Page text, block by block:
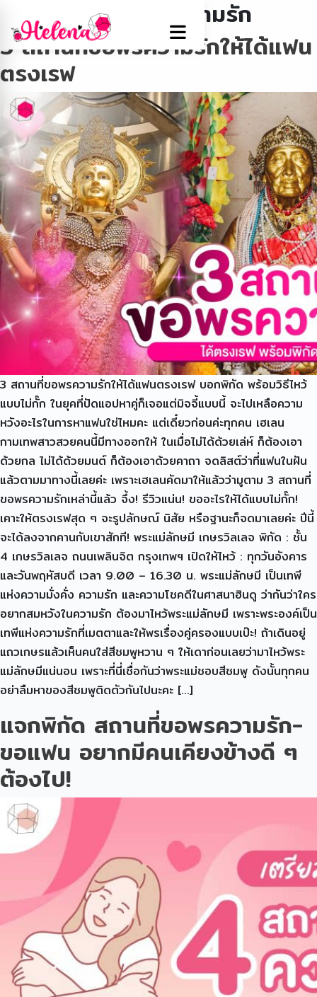
Tag:สถานที่ขอพรความรัก
3 สถานที่ขอพรความรักให้ได้แฟน
ตรงเรฟ
3 สถานที่ขอพรความรักให้ได้แฟนตรงเรฟ บอกพิกัด พร้อมวิธีไหว้
แบบไม่กั๊ก ในยุคที่ปัดแอปหาคู่ก็เจอแต่มิจจี้แบบนี้ จะไปเหลือความ
หวังอะไรในการหาแฟนใช่ไหมคะ แต่เดี๋ยวก่อนค่ะทุกคน เฮเลน
กามเทพสาวสวยคนนี้มีทางออกให้ ในเมื่อไม่ได้ด้วยเล่ห์ ก็ต้องเอา
ด้วยกล ไม่ได้ด้วยมนต์ ก็ต้องเอาด้วยคาถา จดลิสต์ว่าที่แฟนในฝัน
แล้วตามมาทางนี้เลยค่ะ เพราะเฮเลนคัดมาให้แล้วว่ามูตาม 3 สถานที่
ขอพรความรักเหล่านี้แล้ว จึ้ง! รีวิวแน่น! ขออะไรให้ได้แบบไม่กั๊ก!
เคาะให้ตรงเรฟสุด ๆ จะรูปลักษณ์ นิสัย หรือฐานะก็จดมาเลยค่ะ ปีนี้
จะได้ลงจากคานกับเขาสักที! พระแม่ลักษมี เกษรวิลเลจ พิกัด : ชั้น
4 เกษรวิลเลจ ถนนเพลินจิต กรุงเทพฯ เปิดให้ไหว้ : ทุกวันอังคาร
และวันพฤหัสบดี เวลา 9.00 – 16.30 น. พระแม่ลักษมี เป็นเทพี
แห่งความมั่งคั่ง ความรัก และความโชคดีในศาสนาฮินดู ว่ากันว่าใคร
อยากสมหวังในความรัก ต้องมาไหว้พระแม่ลักษมี เพราะพระองค์เป็น
เทพีแห่งความรักที่เมตตาและให้พรเรื่องคู่ครองแบบเป๊ะ! ถ้าเดินอยู่
แถวเกษรแล้วเห็นคนใส่สีชมพูหวาน ๆ ให้เดาก่อนเลยว่ามาไหว้พระ
แม่ลักษมีแน่นอน เพราะที่นี่เชื่อกันว่าพระแม่ชอบสีชมพู ดังนั้นทุกคน
อย่าลืมหาของสีชมพูติดตัวกันไปนะคะ […]
แจกพิกัด สถานที่ขอพรความรัก-
ขอแฟน อยากมีคนเคียงข้างดี ๆ
ต้องไป!